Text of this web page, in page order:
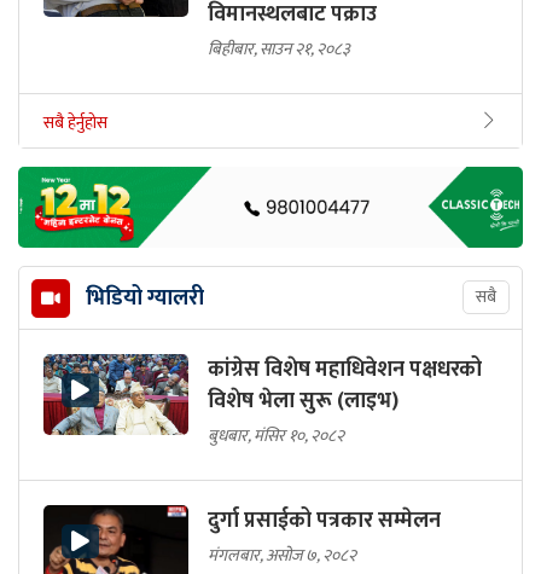
विमानस्थलबाट पक्राउ
बिहीबार, साउन २१, २०८३
सबै हेर्नुहोस
भिडियो ग्यालरी सबै
कांग्रेस विशेष महाधिवेशन पक्षधरको
विशेष भेला सुरू (लाइभ)
बुधबार, मंसिर १०, २०८२
दुर्गा प्रसाईको पत्रकार सम्मेलन
मंगलबार, असोज ७, २०८२